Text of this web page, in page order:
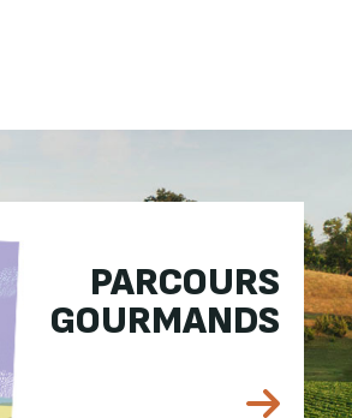
PARCOURS
GOURMANDS